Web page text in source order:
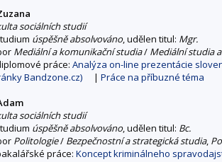
sociálních studií
úspěšně absolvováno, udělen titul: Mgr.
Mediální a komunikační studia/ Mediální studia
práce: Analýza on-line prezentácie
Bandzone.cz)
| Práce na příbuzné téma
sociálních studií
úspěšně absolvováno, udělen titul: Bc.
Politologie/ Bezpečnostní a strategická studia,
práce: Koncept kriminálneho